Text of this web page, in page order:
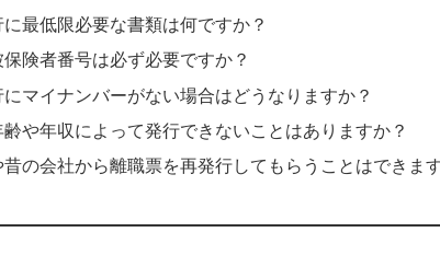
最低限必要な書類は何ですか？
険者番号は必ず必要ですか？
マイナンバーがない場合はどうなりますか？
や年収によって発行できないことはありますか？
の会社から離職票を再発行してもらうことはできま